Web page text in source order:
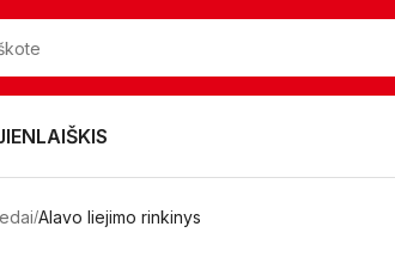
Alavo liejimo rinkinys